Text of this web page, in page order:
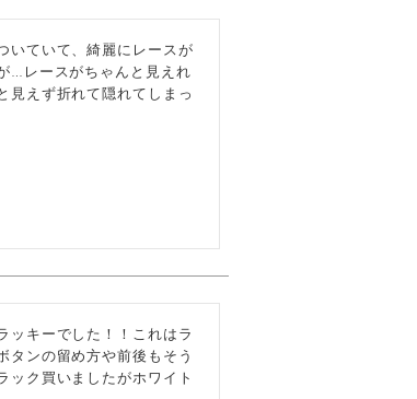
いていて、綺麗にレースが
…レースがちゃんと見えれ
見えず折れて隠れてしまっ
ッキーでした！！これはラ
タンの留め方や前後もそう
ック買いましたがホワイト